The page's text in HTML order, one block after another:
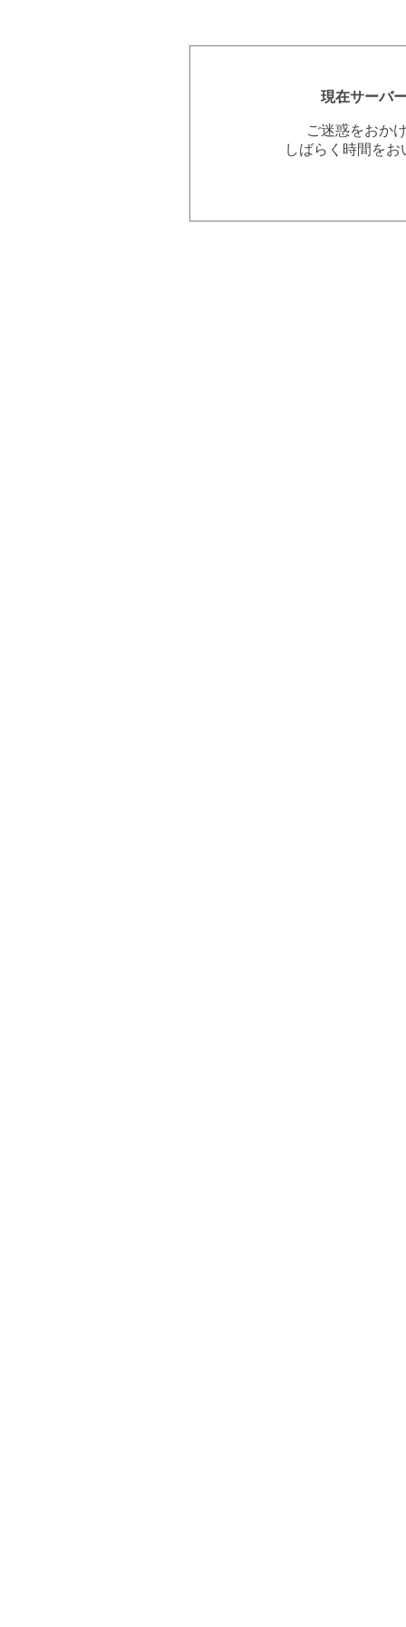
現在サーバ
ご迷惑をおか
しばらく時間を